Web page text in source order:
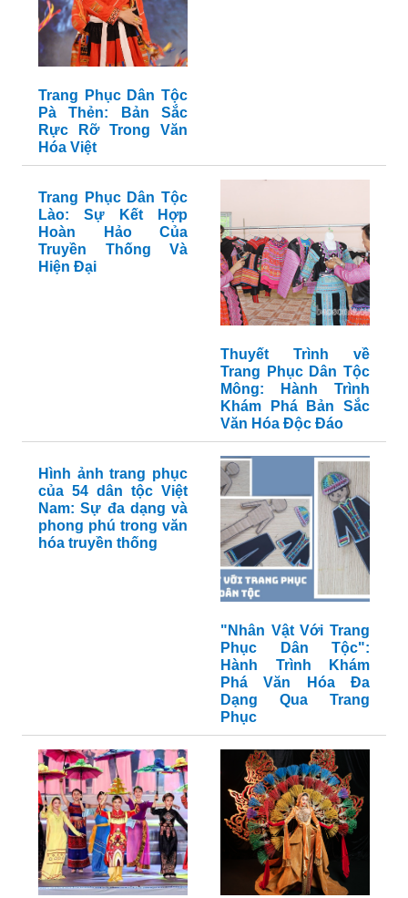
Trang Phục Dân Tộc
Pà Thẻn: Bản Sắc
Rực Rỡ Trong Văn
Hóa Việt
Trang Phục Dân Tộc
Lào: Sự Kết Hợp
Hoàn Hảo Của
Truyền Thống Và
Hiện Đại
Thuyết Trình về
Trang Phục Dân Tộc
Mông: Hành Trình
Khám Phá Bản Sắc
Văn Hóa Độc Đáo
Hình ảnh trang phục
của 54 dân tộc Việt
Nam: Sự đa dạng và
phong phú trong văn
hóa truyền thống
"Nhân Vật Với Trang
Phục Dân Tộc":
Hành Trình Khám
Phá Văn Hóa Đa
Dạng Qua Trang
Phục